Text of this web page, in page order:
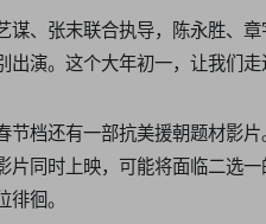
谋、张末联合执导，陈永胜、
出演。这个大年初一，让我们
节档还有一部抗美援朝题材影片
片同时上映，可能将面临二选
徊。